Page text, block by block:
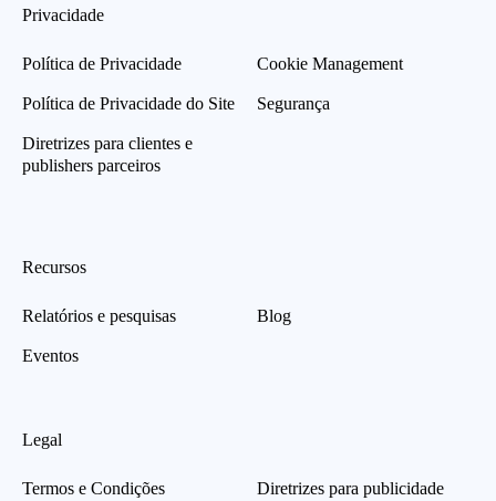
Privacidade
Política de Privacidade
Política de Privacidade do Site
Diretrizes para clientes e
publishers parceiros
Cookie Management
Segurança
Recursos
Relatórios e pesquisas
Eventos
Blog
Legal
Termos e Condições Diretrizes para publicidade